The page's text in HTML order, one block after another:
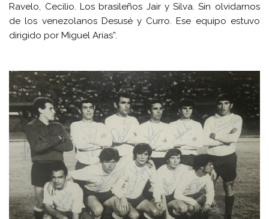
Ravelo, Cecilio. Los brasileños Jair y Silva. Sin olvidarnos
de los venezolanos Desusé y Curro. Ese equipo estuvo
dirigido por Miguel Arias”.